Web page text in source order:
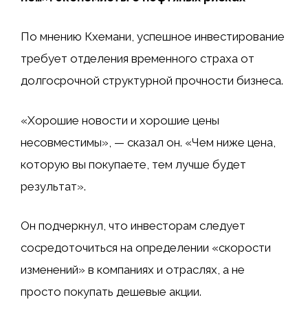
По мнению Кхемани, успешное инвестирование
требует отделения временного страха от
долгосрочной структурной прочности бизнеса.
«Хорошие новости и хорошие цены
несовместимы», — сказал он. «Чем ниже цена,
которую вы покупаете, тем лучше будет
результат».
Он подчеркнул, что инвесторам следует
сосредоточиться на определении «скорости
изменений» в компаниях и отраслях, а не
просто покупать дешевые акции.